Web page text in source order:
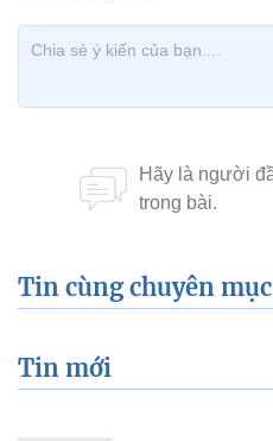
Tin cùng chuyên mục
Tin mới